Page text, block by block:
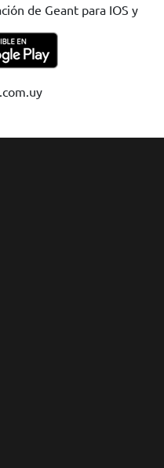
de Geant para IOS y